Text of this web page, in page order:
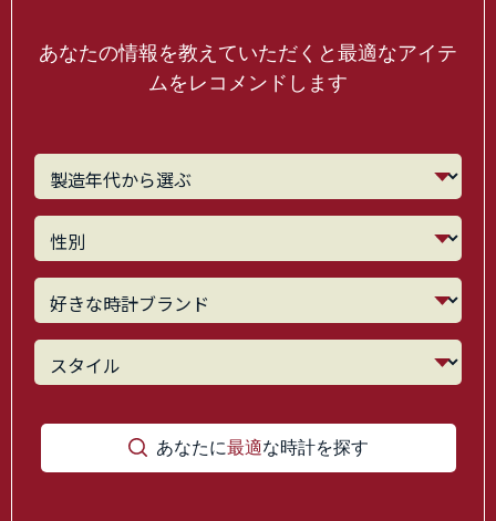
あなたの情報を教えていただくと最適なアイテ
ムをレコメンドします
あなたに最適な時計を探す